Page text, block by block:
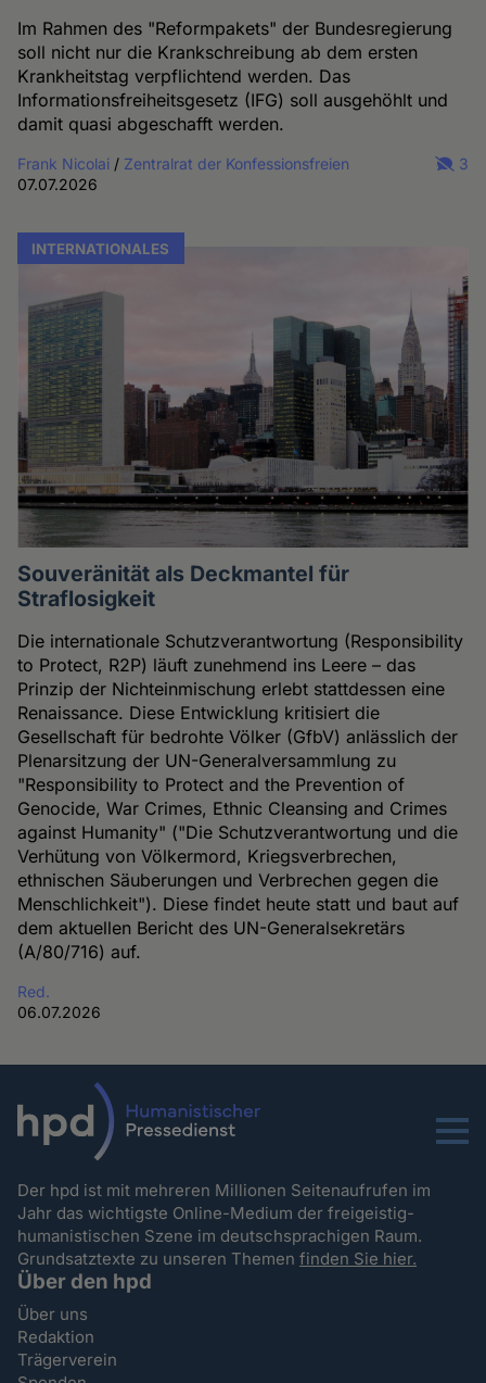
Im Rahmen des "Reformpakets" der Bundesregierung
soll nicht nur die Krankschreibung ab dem ersten
Krankheitstag verpflichtend werden. Das
Informationsfreiheitsgesetz (IFG) soll ausgehöhlt und
damit quasi abgeschafft werden.
Frank Nicolai / Zentralrat der Konfessionsfreien
07.07.2026
3
INTERNATIONALES
Souveränität als Deckmantel für
Straflosigkeit
Die internationale Schutzverantwortung (Responsibility
to Protect, R2P) läuft zunehmend ins Leere – das
Prinzip der Nichteinmischung erlebt stattdessen eine
Renaissance. Diese Entwicklung kritisiert die
Gesellschaft für bedrohte Völker (GfbV) anlässlich der
Plenarsitzung der UN-Generalversammlung zu
"Responsibility to Protect and the Prevention of
Genocide, War Crimes, Ethnic Cleansing and Crimes
against Humanity" ("Die Schutzverantwortung und die
Verhütung von Völkermord, Kriegsverbrechen,
ethnischen Säuberungen und Verbrechen gegen die
Menschlichkeit"). Diese findet heute statt und baut auf
dem aktuellen Bericht des UN-Generalsekretärs
(A/80/716) auf.
Red.
06.07.2026
Menu
Der hpd ist mit mehreren Millionen Seitenaufrufen im
Jahr das wichtigste Online-Medium der freigeistig-
humanistischen Szene im deutschsprachigen Raum.
Grundsatztexte zu unseren Themenfinden Sie hier.
Über den hpd
Über uns
Redaktion
Trägerverein